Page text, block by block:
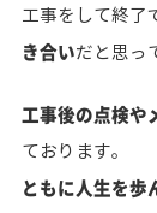
工事をして終了
き合いだと思っ
工事後の点検や
ております。
ともに人生を歩